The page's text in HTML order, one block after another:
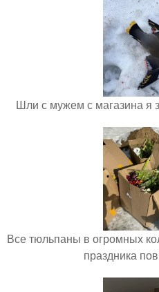
Шли с мужем с магазина я
Все тюльпаны в огромных
праздника